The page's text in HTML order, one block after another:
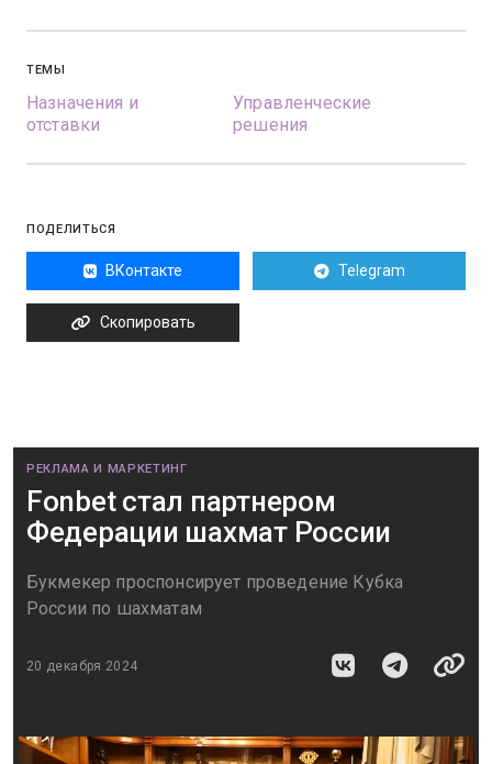
ТЕМЫ
Назначения и
отставки
Управленческие
решения
ПОДЕЛИТЬСЯ
ВКонтакте Telegram
Скопировать
РЕКЛАМА И МАРКЕТИНГ
Fonbet стал партнером
Федерации шахмат России
Букмекер проспонсирует проведение Кубка
России по шахматам
20 декабря 2024